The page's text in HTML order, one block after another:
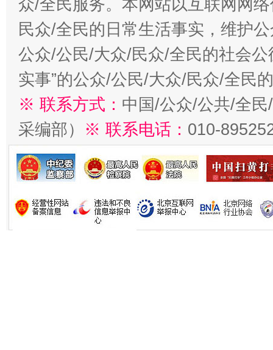
众/全民服务。本网站以互联网网
民众/全民的日常生活事实，维护
公众/公民/大众/民众/全民的社会公
实事”的公众/公民/大众/民众/全民
※ 联系方式： 中国/公众/公共/全
采编部） ※ 联系电话： 010-